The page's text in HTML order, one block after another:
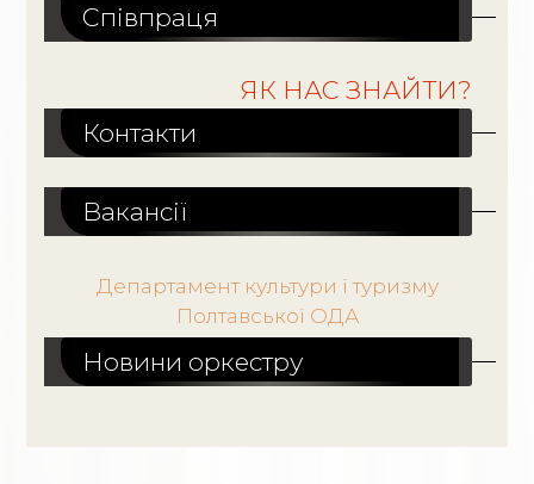
Співпраця
ЯК НАС ЗНАЙТИ?
Контакти
Вакансiї
Департамент культури і туризму
Полтавської ОДА
Новини оркестру